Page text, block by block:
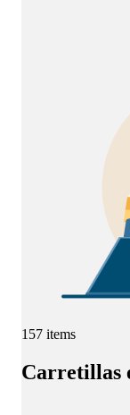
157 items
Carretillas